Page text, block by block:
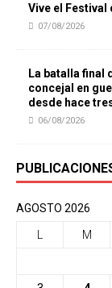
Vive el Festival
07/08/2026
La batalla final
concejal en
desde hace
06/08/2026
AGOSTO 2026
M